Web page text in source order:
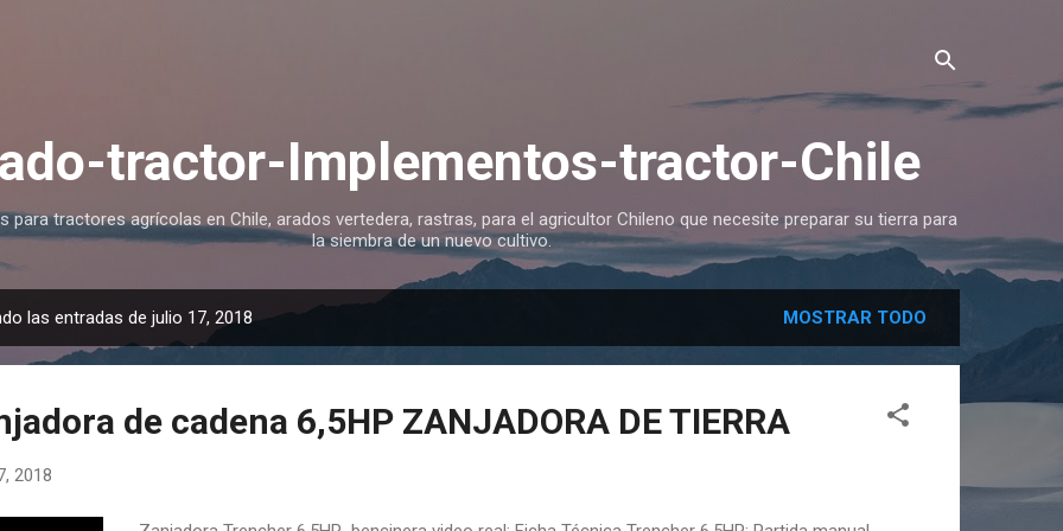
tractor-Implementos-tractor-Chile
para tractores agrícolas en Chile, arados vertedera, rastras, para el agricultor Chileno que necesite preparar su tierra para
la siembra de un nuevo cultivo.
las entradas de julio 17, 2018 MOSTRAR TODO
de cadena 6,5HP ZANJADORA DE TIERRA
2018